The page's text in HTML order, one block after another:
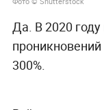
Да. В 2020
300%.